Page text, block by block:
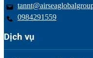
0984291559
Dịch vụ